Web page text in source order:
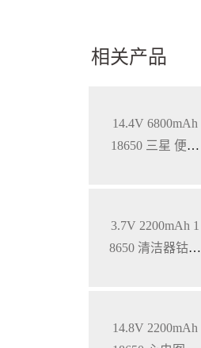
相关产品
14.4V 6800mAh
18650 三星 便携
3.7V 2200mAh 1
8650 清洁器钴酸
14.8V 2200mAh